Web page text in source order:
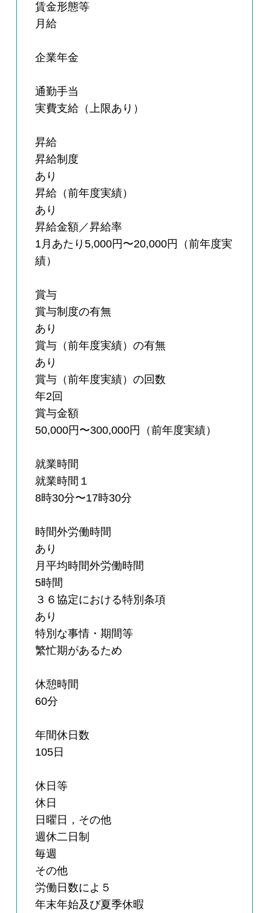
賃金形態等
月給
企業年金
通勤手当
実費支給（上限あり）
昇給
昇給制度
あり
昇給（前年度実績）
あり
昇給金額／昇給率
1月あたり5,000円〜20,000円（前年度実
績）
賞与
賞与制度の有無
あり
賞与（前年度実績）の有無
あり
賞与（前年度実績）の回数
年2回
賞与金額
50,000円〜300,000円（前年度実績）
就業時間
就業時間１
8時30分〜17時30分
時間外労働時間
あり
月平均時間外労働時間
5時間
３６協定における特別条項
あり
特別な事情・期間等
繁忙期があるため
休憩時間
60分
年間休日数
105日
休日等
休日
日曜日，その他
週休二日制
毎週
その他
労働日数によ５
年末年始及び夏季休暇